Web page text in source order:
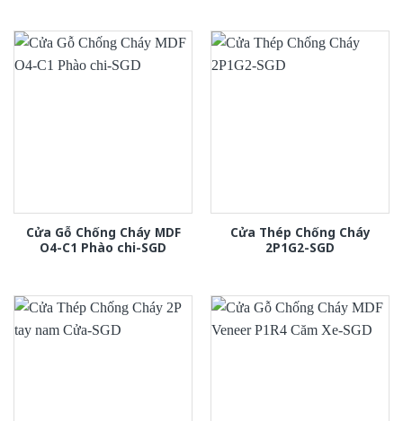
Cửa Gỗ Chống Cháy MDF
O4-C1 Phào chi-SGD
Cửa Thép Chống Cháy
2P1G2-SGD